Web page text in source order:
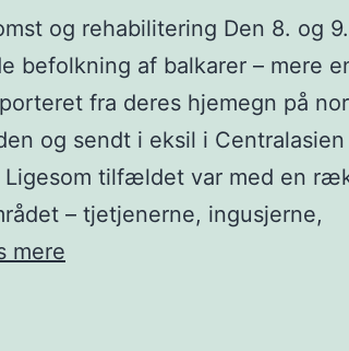
og rehabilitering Den 8. og
befolkning af balkarer – mere
fra deres hjemegn på
og sendt i eksil i Centralasien
tilfældet var med en
– tjetjenerne, ingusjerne,
mere